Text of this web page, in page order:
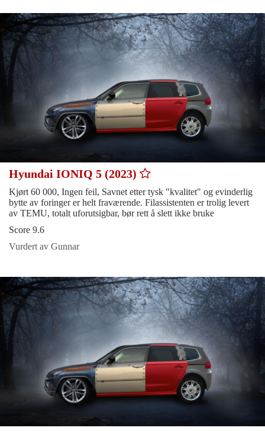
Hyundai IONIQ 5 (2023)
Kjørt 60 000, Ingen feil, Savnet etter tysk "kvalitet" og evinderlig
bytte av foringer er helt fraværende. Filassistenten er trolig levert
av TEMU, totalt uforutsigbar, bør rett å slett ikke bruke
Score 9.6
Vurdert av Gunnar